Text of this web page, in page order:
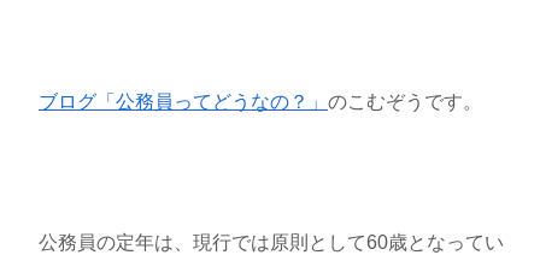
ブログ「公務員ってどうなの？」 のこむぞうです。
公務員の定年は、現行では原則として60歳となってい